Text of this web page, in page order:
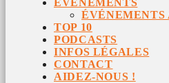
ÉVÉNEMENTS
ÉVÉNEMENTS
TOP 10
PODCASTS
INFOS LÉGALES
CONTACT
AIDEZ-NOUS !